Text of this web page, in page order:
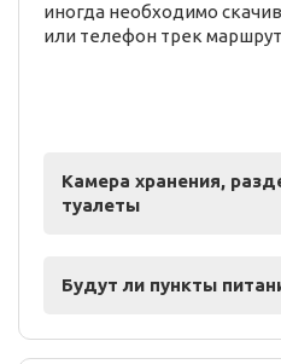
иногда необходимо
или телефон трек
Камера хранения,
туалеты
Будут ли пункты